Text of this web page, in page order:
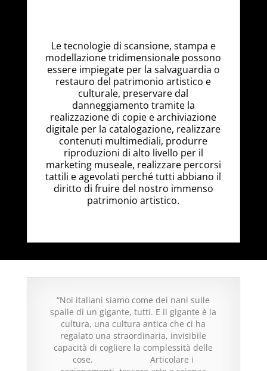
Le tecnologie di scansione, stampa e
modellazione tridimensionale possono
essere impiegate per la salvaguardia o
restauro del patrimonio artistico e
culturale, preservare dal
danneggiamento tramite la
realizzazione di copie e archiviazione
digitale per la catalogazione, realizzare
contenuti multimediali, produrre
riproduzioni di alto livello per il
marketing museale, realizzare percorsi
tattili e agevolati perché tutti abbiano il
diritto di fruire del nostro immenso
patrimonio artistico.
“Noi italiani siamo come dei nani sulle
spalle di un gigante, tutti. E il gigante è la
cultura, una cultura antica che ci ha
regalato una straordinaria, invisibile
capacità di cogliere la complessità delle
cose. Articolare i